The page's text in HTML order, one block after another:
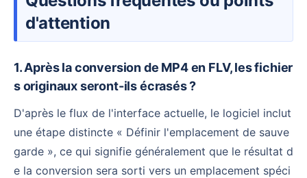
d'attention
1. Après la conversion de MP4 en FLV, les fichier
s originaux seront-ils écrasés ?
D'après le flux de l'interface actuelle, le logiciel inclut
une étape distincte « Définir l'emplacement de sauve
garde », ce qui signifie généralement que le résultat d
e la conversion sera sorti vers un emplacement spéci